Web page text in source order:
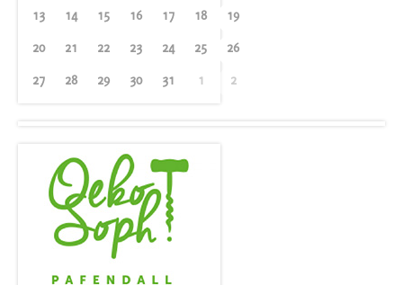
13 14 15 16 17 18 19
20 21 22 23 24 25 26
27 28 29 30 31 1 2